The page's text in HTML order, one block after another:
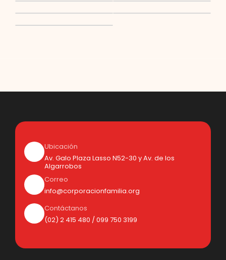
Ubicación
Av. Galo Plaza Lasso N52-30 y Av. de los
Algarrobos
Correo
info@corporacionfamilia.org
Contáctanos
(02) 2 415 480 / 099 750 3199